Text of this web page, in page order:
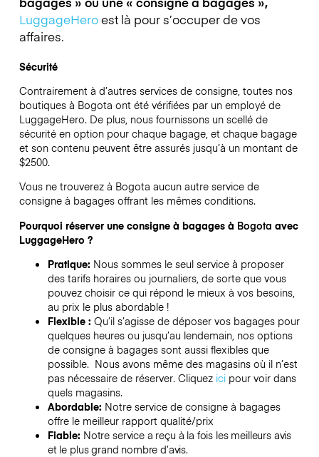
LuggageHeroest là pour s’occuper de vos
affaires.
Sécurité
Contrairement à d’autres services de consigne,toutes nos
boutiques à Bogota ont été vérifiées par un employé de
LuggageHero. De plus, nous fournissons un scellé de
sécurité en option pour chaque bagage, et chaque bagage
et son contenu peuvent être assurés jusqu’à un montant de
$2500.
Vous ne trouverez à Bogota aucun autre service de
consigne à bagages offrant les mêmes conditions.
Pourquoi réserver une consigne à bagages à Bogota avec
LuggageHero ?
Pratique: Nous sommes le seul service à proposer
des tarifs horaires ou journaliers, de sorte que vous
pouvez choisir ce qui répond le mieux à vos besoins,
au prix le plus abordable !
Flexible : Qu’il s’agisse de déposer vos bagages pour
quelques heures ou jusqu’au lendemain, nos options
de consigne à bagages sont aussi flexibles que
possible. Nous avons même des magasins où il n’est
pas nécessaire de réserver. Cliquez icipour voir dans
quels magasins.
Abordable: Notre service de consigne à bagages
offre le meilleur rapport qualité/prix
Fiable: Notre service a reçu à la fois les meilleurs avis
et le plus grand nombre d’avis.